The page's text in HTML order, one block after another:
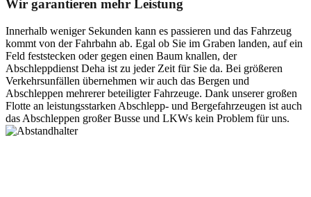
Wir garantieren mehr Leistung
Innerhalb weniger Sekunden kann es passieren und das Fahrzeug
kommt von der Fahrbahn ab. Egal ob Sie im Graben landen, auf ein
Feld feststecken oder gegen einen Baum knallen, der
Abschleppdienst Deha ist zu jeder Zeit für Sie da. Bei größeren
Verkehrsunfällen übernehmen wir auch das Bergen und
Abschleppen mehrerer beteiligter Fahrzeuge. Dank unserer großen
Flotte an leistungsstarken Abschlepp- und Bergefahrzeugen ist auch
das Abschleppen großer Busse und LKWs kein Problem für uns.